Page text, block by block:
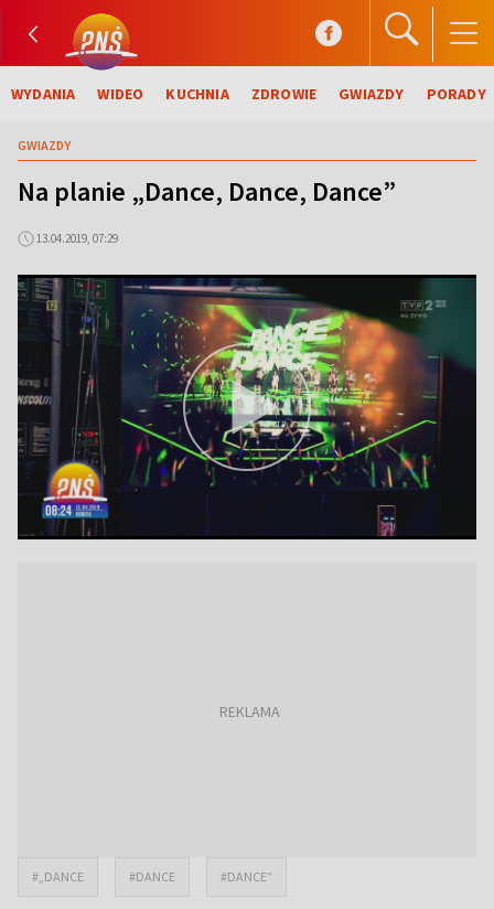
WYDANIA WIDEO KUCHNIA ZDROWIE GWIAZDY PORADY
GWIAZDY
Na planie „Dance, Dance, Dance”
13.04.2019, 07:29
#„DANCE #DANCE #DANCE”